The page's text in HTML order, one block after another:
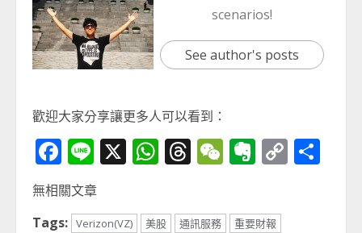
scenarios!
See author's posts
歡迎大家分享讓更多人可以看到：
Facebook
Line
X WhatsApp
Threads
WeChat
Evernote
Copy
無相關文章
Tags: Verizon(VZ) 美股 通訊服務 重要財報